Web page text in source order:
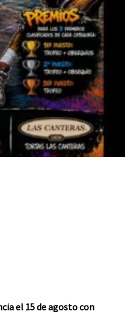
el 15 de agosto con